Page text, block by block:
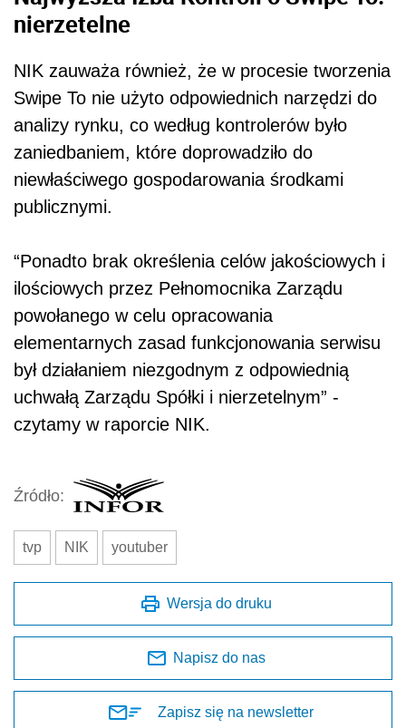
nierzetelne
NIK zauważa również, że w procesie tworzenia
Swipe To nie użyto odpowiednich narzędzi do
analizy rynku, co według kontrolerów było
zaniedbaniem, które doprowadziło do
niewłaściwego gospodarowania środkami
publicznymi.
“Ponadto brak określenia celów jakościowych i
ilościowych przez Pełnomocnika Zarządu
powołanego w celu opracowania
elementarnych zasad funkcjonowania serwisu
był działaniem niezgodnym z odpowiednią
uchwałą Zarządu Spółki i nierzetelnym” -
czytamy w raporcie NIK.
Źródło:
tvp NIK youtuber
Wersja do druku
Napisz do nas
Zapisz się na newsletter